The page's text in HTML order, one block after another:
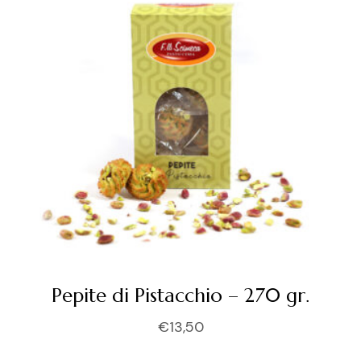
Pepite di Pistacchio – 270 gr.
€13,50